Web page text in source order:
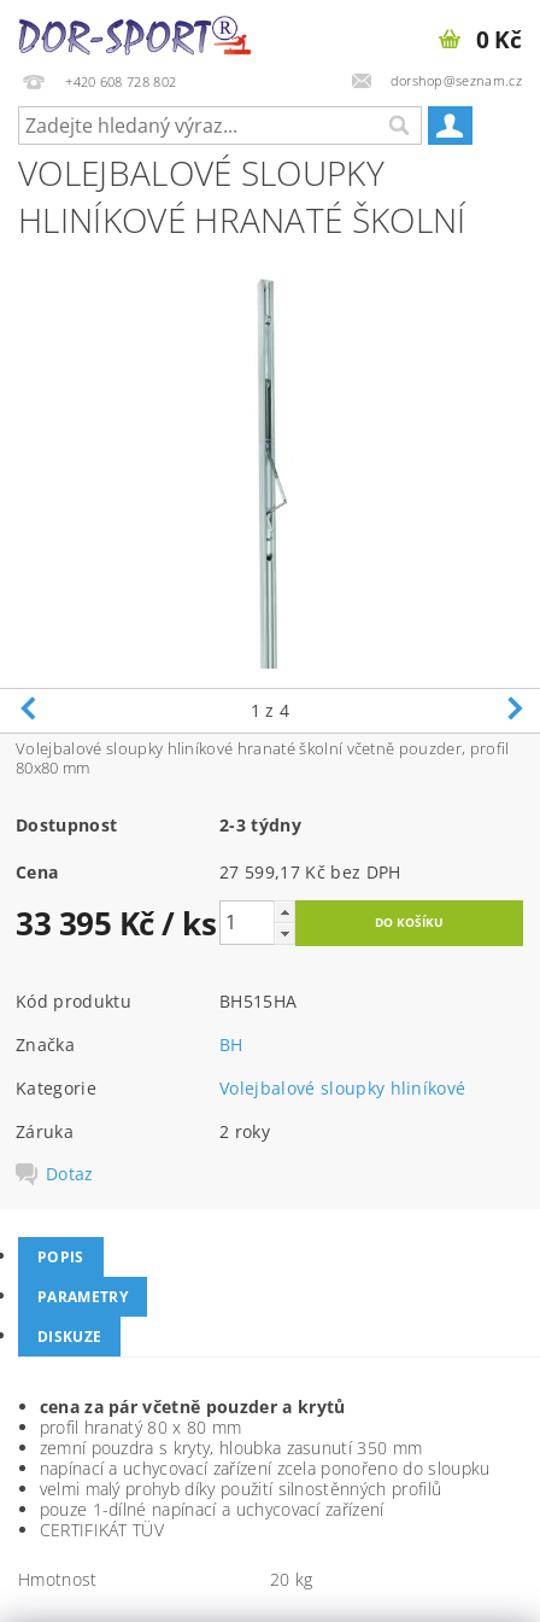
+420 608 728 802 dorshop@seznam.cz
0 Kč
VOLEJBALOVÉ SLOUPKY
HLINÍKOVÉ HRANATÉ ŠKOLNÍ
1 z 4
Volejbalové sloupky hliníkové hranaté školní včetně pouzder, profil
80x80 mm
Dostupnost 2-3 týdny
Cena 27 599,17 Kč bez DPH
33 395 Kč/ ks
Kód produktu
BH515HA
Značka
BH
Kategorie
Volejbalové sloupky hliníkové
Záruka
2 roky
Dotaz
POPIS
PARAMETRY
DISKUZE
cena za pár včetně pouzder a krytů
profil hranatý 80 x 80 mm
zemní pouzdra s kryty, hloubka zasunutí 350 mm
napínací a uchycovací zařízení zcela ponořeno do sloupku
velmi malý prohyb díky použití silnostěnných profilů
pouze 1-dílné napínací a uchycovací zařízení
CERTIFIKÁT TÜV
Hmotnost 20 kg